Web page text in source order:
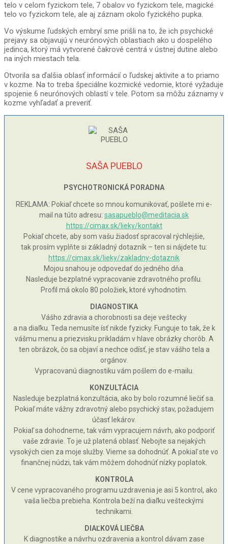
telo v celom fyzickom tele, 7 obalov vo fyzickom tele, magické
telo vo fyzickom tele, ale aj záznam okolo fyzického pupka.
Vo výskume ľudských embryí sme prišli na to, že ich psychické
prejavy sa objavujú v neurónových oblastiach ako u dospelého
jedinca, ktorý má vytvorené čakrové centrá v ústnej dutine alebo
na iných miestach tela.
Otvorila sa ďalšia oblasť informácií o ľudskej aktivite a to priamo
v kozme. Na to treba špeciálne kozmické vedomie, ktoré vyžaduje
spojenie 6 neurónových oblastí v tele. Potom sa môžu záznamy v
kozme vyhľadať a preveriť.
SAŠA PUEBLO
PSYCHOTRONICKÁ PORADNA
REKLAMA: Pokiaľ chcete so mnou komunikovať, pošlete mi e-
mail na túto adresu: sasapueblo@meditacia.sk
https://cimax.sk/lieky/kontakt
Pokiaľ chcete, aby som vašu žiadosť spracoval rýchlejšie,
tak prosím vyplňte si základný dotazník – ten si nájdete tu:
https://cimax.sk/lieky/zakladny-dotaznik
Mojou snahou je odpovedať do jedného dňa.
Nasleduje bezplatné vypracovanie zdravotného profilu.
Profil má okolo 80 položiek, ktoré vyhodnotím.
DIAGNOSTIKA
Vášho zdravia a chorobnosti sa deje veštecky
a na diaľku. Teda nemusíte ísť nikde fyzicky. Funguje to tak, že k
vášmu menu a priezvisku prikladám v hlave obrázky chorôb. A
ten obrázok, čo sa objaví a nechce odísť, je stav vášho tela a
orgánov.
Vypracovanú diagnostiku vám pošlem do e-mailu.
KONZULTÁCIA
Nasleduje bezplatná konzultácia, ako by bolo rozumné liečiť sa.
Pokiaľ máte vážny zdravotný alebo psychický stav, požadujem
účasť lekárov.
Pokiaľ sa dohodneme, tak vám vypracujem návrh, ako podporiť
vaše zdravie. To je už platená oblasť. Nebojte sa nejakých
vysokých cien za moje služby. Vieme sa dohodnúť. A pokiaľ ste vo
finančnej núdzi, tak vám môžem dohodnúť nízky poplatok.
KONTROLA
V cene vypracovaného programu uzdravenia je asi 5 kontrol, ako
vaša liečba prebieha. Kontrola beží na diaľku vešteckými
technikami.
DIAĽKOVÁ LIEČBA
K diagnostike a návrhu ozdravenia a kontrol dávam zase